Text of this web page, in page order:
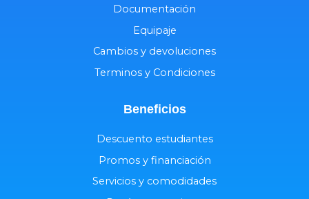
Documentación
Equipaje
Cambios y devoluciones
Terminos y Condiciones
Beneficios
Descuento estudiantes
Promos y financiación
Servicios y comodidades